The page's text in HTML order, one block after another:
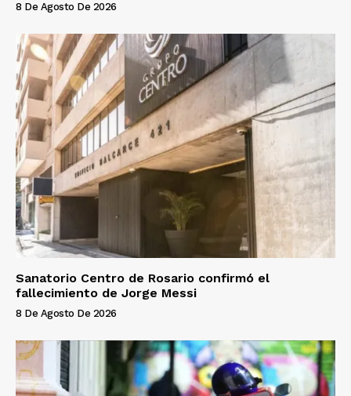
8 De Agosto De 2026
Sanatorio Centro de Rosario confirmó el
fallecimiento de Jorge Messi
8 De Agosto De 2026